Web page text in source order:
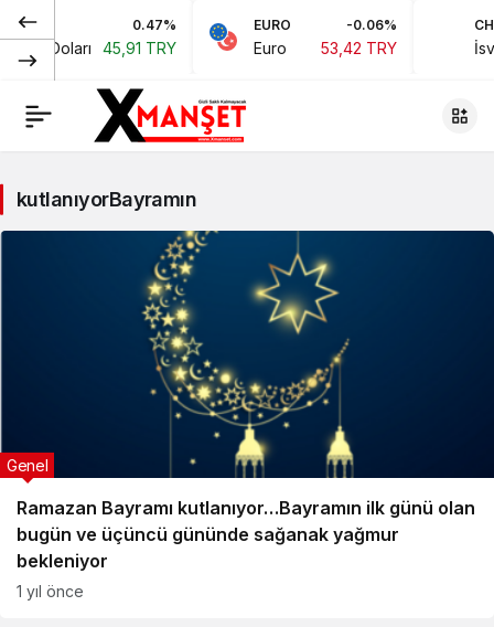
0.47%
Doları 45,91 TRY
EURO -0.06%
Euro 53,42 TRY
CHF
kutlanıyorBayramın
Ramazan Bayramı kutlanıyor…Bayramın ilk günü olan
bugün ve üçüncü gününde sağanak yağmur
bekleniyor
Genel
1 yıl önce